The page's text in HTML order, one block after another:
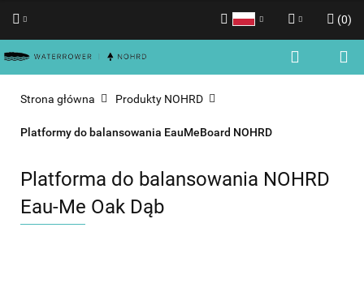
Zaloguj się
Zgody cookies
(0)
Strona główna Produkty NOHRD
Platformy do balansowania EauMeBoard NOHRD
Platforma do balansowania NOHRD
Eau-Me Oak Dąb